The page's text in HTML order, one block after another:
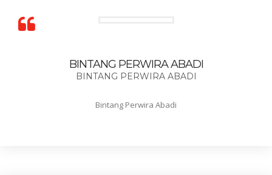
BINTANG PERWIRA ABADI
BINTANG PERWIRA ABADI
Bintang Perwira Abadi